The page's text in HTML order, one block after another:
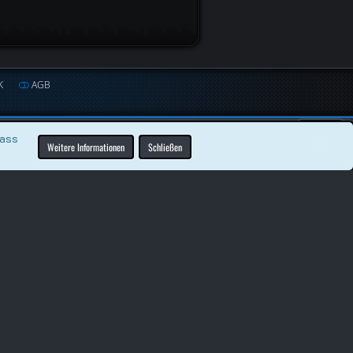
AGB
Weitere Informationen Schließen